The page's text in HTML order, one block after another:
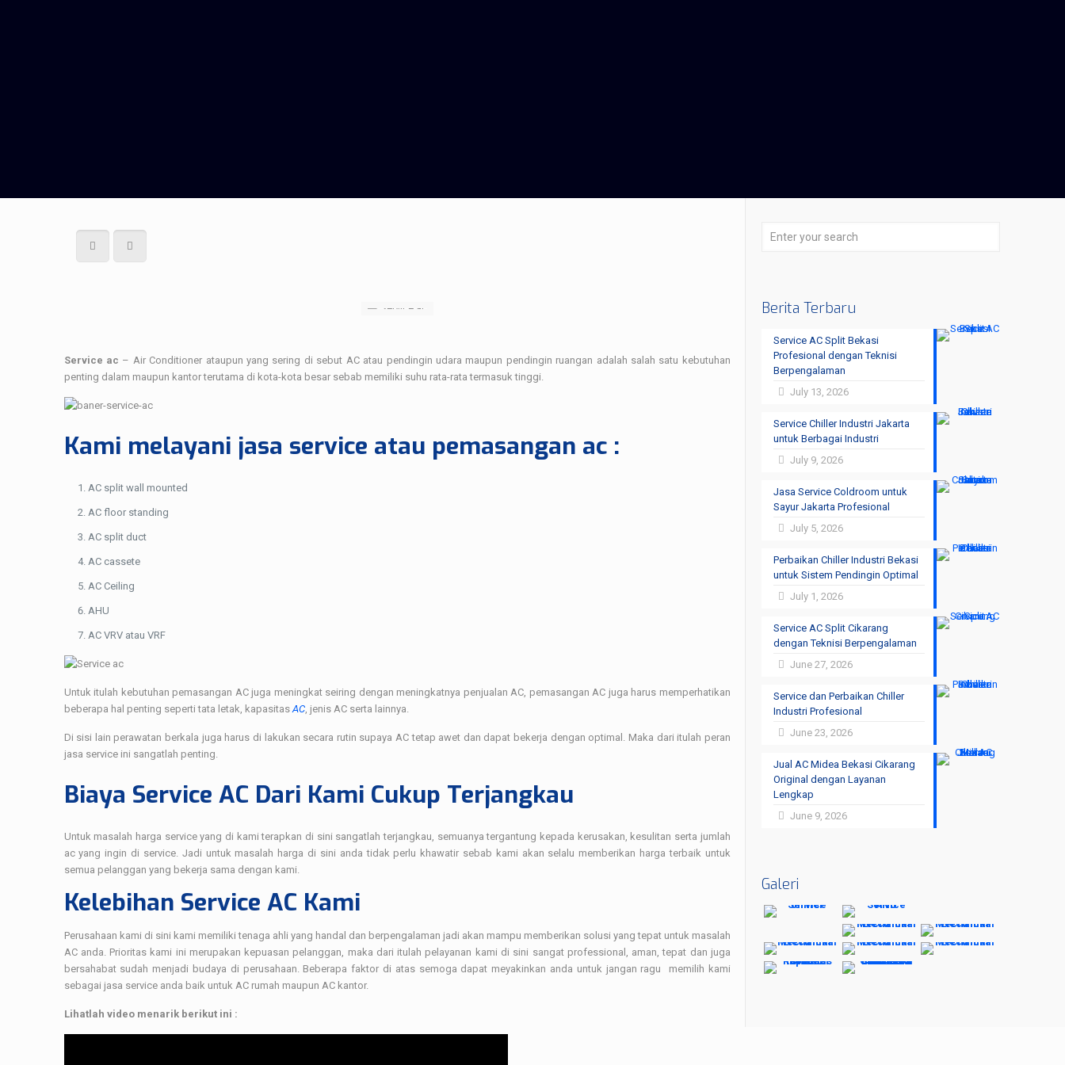
Service ac – Air Conditioner ataupun yang sering di sebut AC atau pendingin udara maupun pendingin ruangan adalah salah satu kebutuhan
penting dalam maupun kantor terutama di kota-kota besar sebab memiliki suhu rata-rata termasuk tinggi.
Kami melayani jasa service atau pemasangan ac :
AC split wall mounted
AC floor standing
AC split duct
AC cassete
AC Ceiling
AHU
AC VRV atau VRF
Untuk itulah kebutuhan pemasangan AC juga meningkat seiring dengan meningkatnya penjualan AC, pemasangan AC juga harus memperhatikan
beberapa hal penting seperti tata letak, kapasitasAC, jenis AC serta lainnya.
Di sisi lain perawatan berkala juga harus di lakukan secara rutin supaya AC tetap awet dan dapat bekerja dengan optimal. Maka dari itulah peran
jasa service ini sangatlah penting.
Biaya Service AC Dari Kami Cukup Terjangkau
Untuk masalah harga service yang di kami terapkan di sini sangatlah terjangkau, semuanya tergantung kepada kerusakan, kesulitan serta jumlah
ac yang ingin di service. Jadi untuk masalah harga di sini anda tidak perlu khawatir sebab kami akan selalu memberikan harga terbaik untuk
semua pelanggan yang bekerja sama dengan kami.
Kelebihan Service AC Kami
Perusahaan kami di sini kami memiliki tenaga ahli yang handal dan berpengalaman jadi akan mampu memberikan solusi yang tepat untuk masalah
AC anda. Prioritas kami ini merupakan kepuasan pelanggan, maka dari itulah pelayanan kami di sini sangat professional, aman, tepat dan juga
bersahabat sudah menjadi budaya di perusahaan. Beberapa faktor di atas semoga dapat meyakinkan anda untuk jangan ragu memilih kami
sebagai jasa service anda baik untuk AC rumah maupun AC kantor.
Lihatlah video menarik berikut ini :
Berita Terbaru
Service AC Split Bekasi
Profesional dengan Teknisi
Berpengalaman
July 13, 2026
Service Chiller Industri Jakarta
untuk Berbagai Industri
July 9, 2026
Jasa Service Coldroom untuk
Sayur Jakarta Profesional
July 5, 2026
Perbaikan Chiller Industri Bekasi
untuk Sistem Pendingin Optimal
July 1, 2026
Service AC Split Cikarang
dengan Teknisi Berpengalaman
June 27, 2026
Service dan Perbaikan Chiller
Industri Profesional
June 23, 2026
Jual AC Midea Bekasi Cikarang
Original dengan Layanan
Lengkap
June 9, 2026
Galeri